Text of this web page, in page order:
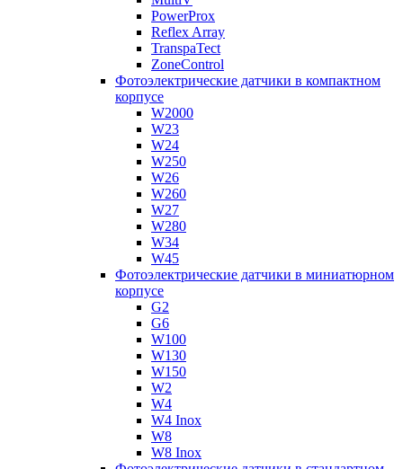
PowerProx
Reflex Array
TranspaTect
ZoneControl
Фотоэлектрические датчики в компактном
корпусе
W2000
W23
W24
W250
W26
W260
W27
W280
W34
W45
Фотоэлектрические датчики в миниатюрном
корпусе
G2
G6
W100
W130
W150
W2
W4
W4 Inox
W8
W8 Inox